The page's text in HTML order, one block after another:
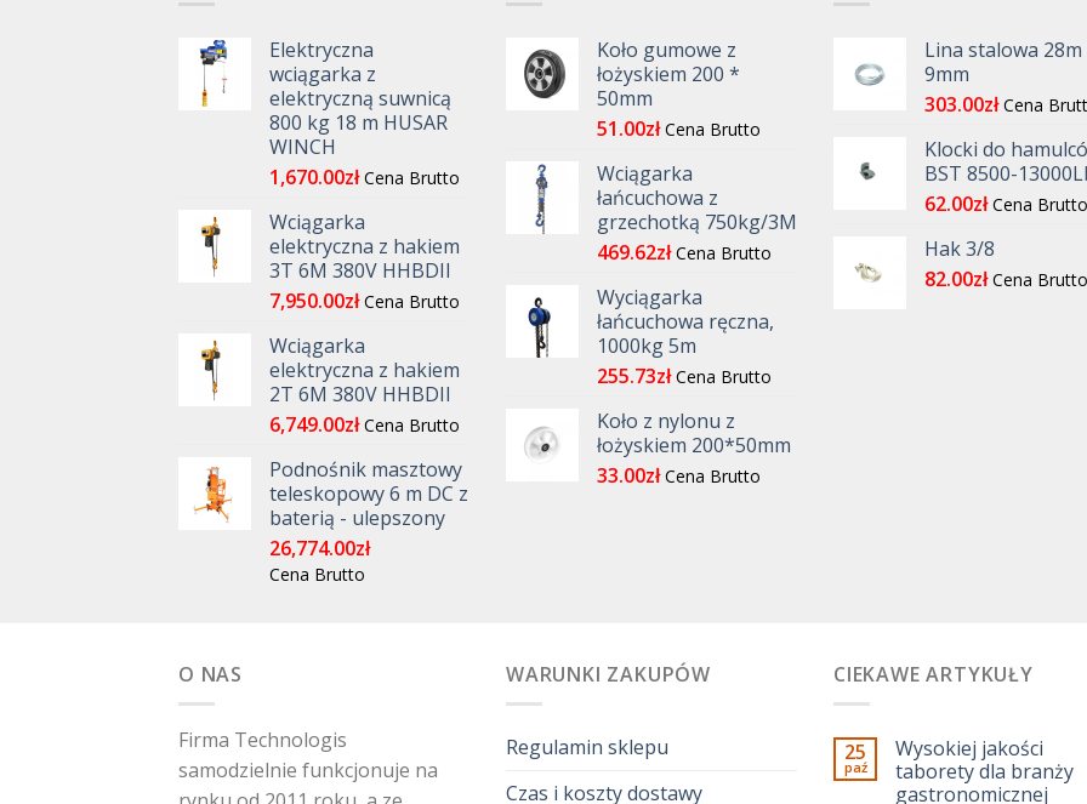
Elektryczna
wciągarka z
elektryczną suwnicą
800 kg 18 m HUSAR
WINCH
1,670.00zł Cena Brutto
Wciągarka
elektryczna z hakiem
3T 6M 380V HHBDII
7,950.00zł Cena Brutto
Wciągarka
elektryczna z hakiem
2T 6M 380V HHBDII
6,749.00zł Cena Brutto
Podnośnik masztowy
teleskopowy 6 m DC z
baterią - ulepszony
26,774.00zł
Cena Brutto
Koło gumowe z
łożyskiem 200 *
50mm
51.00zł Cena Brutto
Wciągarka
łańcuchowa z
grzechotką 750kg/3M
469.62zł Cena Brutto
Wyciągarka
łańcuchowa ręczna,
1000kg 5m
255.73zł Cena Brutto
Koło z nylonu z
łożyskiem 200*50mm
33.00zł Cena Brutto
Lina stalowa 28m
9mm
303.00zł Cena
Klocki do
BST 8500-
62.00zł Cena Brutto
Hak 3/8
82.00zł Cena Brutto
O NAS
Firma Technologis
samodzielnie funkcjonuje na
WARUNKI ZAKUPÓW
Regulamin sklepu
Czas i koszty dostawy
CIEKAWE ARTYKUŁY
25
paź
Wysokiej jakości
taborety dla branży
gastronomicznej